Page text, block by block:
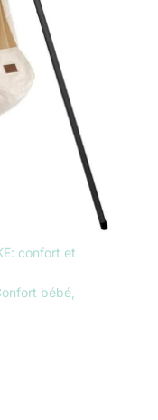
confort et
bébé